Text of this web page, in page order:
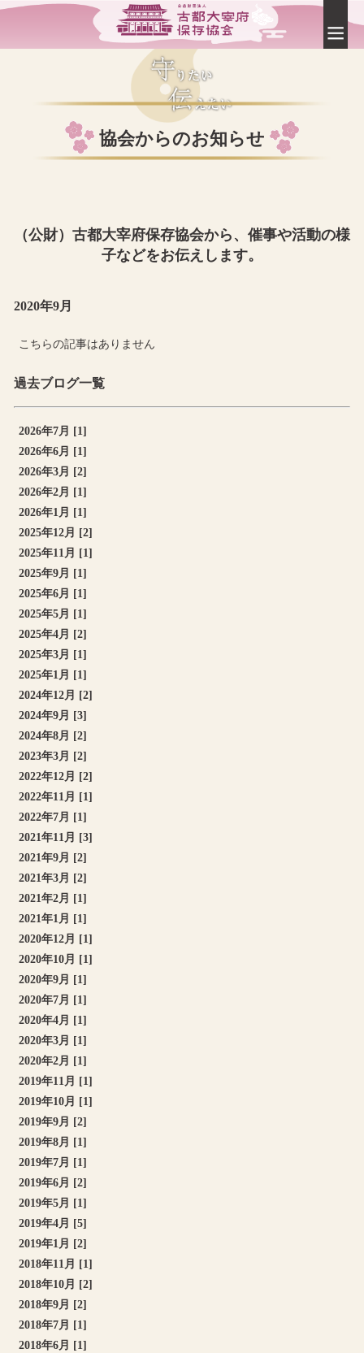
協会からのお知らせ
（公財）古都大宰府保存協会から、催事や活動の様
子などをお伝えします。
2020年9月
こちらの記事はありません
過去ブログ一覧
2026年7月 [1]
2026年6月 [1]
2026年3月 [2]
2026年2月 [1]
2026年1月 [1]
2025年12月 [2]
2025年11月 [1]
2025年9月 [1]
2025年6月 [1]
2025年5月 [1]
2025年4月 [2]
2025年3月 [1]
2025年1月 [1]
2024年12月 [2]
2024年9月 [3]
2024年8月 [2]
2023年3月 [2]
2022年12月 [2]
2022年11月 [1]
2022年7月 [1]
2021年11月 [3]
2021年9月 [2]
2021年3月 [2]
2021年2月 [1]
2021年1月 [1]
2020年12月 [1]
2020年10月 [1]
2020年9月 [1]
2020年7月 [1]
2020年4月 [1]
2020年3月 [1]
2020年2月 [1]
2019年11月 [1]
2019年10月 [1]
2019年9月 [2]
2019年8月 [1]
2019年7月 [1]
2019年6月 [2]
2019年5月 [1]
2019年4月 [5]
2019年1月 [2]
2018年11月 [1]
2018年10月 [2]
2018年9月 [2]
2018年7月 [1]
2018年6月 [1]